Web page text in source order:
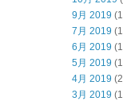
9月 2019
7月 2019
6月 2019
5月 2019
4月 2019
3月 2019